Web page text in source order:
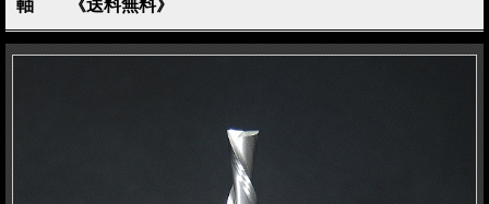
軸 《送料無料》